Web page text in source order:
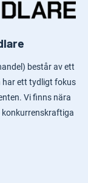
består av ett
har ett tydligt fokus
Vi finns nära